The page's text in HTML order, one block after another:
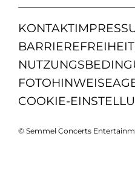
KONTAKT
FOTOHINWEISE
COOKIE-
© Semmel Concerts